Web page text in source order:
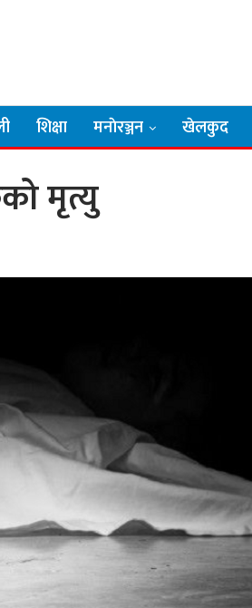
शिक्षा मनाेरञ्जन खेलकुद
मृत्यु